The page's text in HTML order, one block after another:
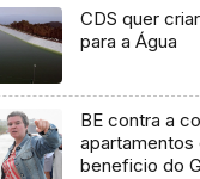
CDS quer
para a Água
BE contra a
apartamentos
beneficio do